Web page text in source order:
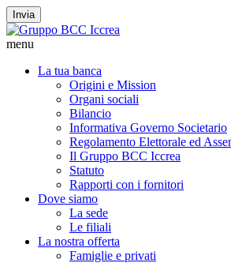
Invia
menu
La tua banca
Origini e Mission
Organi sociali
Bilancio
Informativa Governo Societario
Regolamento Elettorale ed
Il Gruppo BCC Iccrea
Statuto
Rapporti con i fornitori
Dove siamo
La sede
Le filiali
La nostra offerta
Famiglie e privati